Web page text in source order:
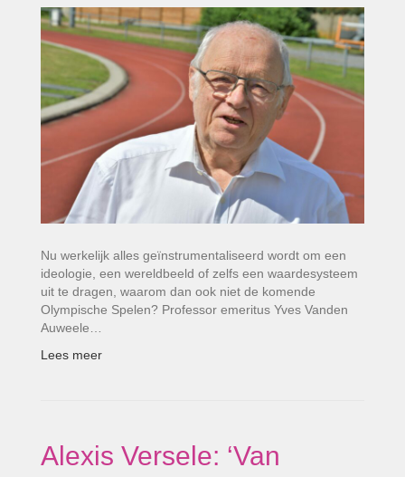
Nu werkelijk alles geïnstrumentaliseerd wordt om een
ideologie, een wereldbeeld of zelfs een waardesysteem
uit te dragen, waarom dan ook niet de komende
Olympische Spelen? Professor emeritus Yves Vanden
Auweele…
Lees meer
Alexis Versele: ‘Van